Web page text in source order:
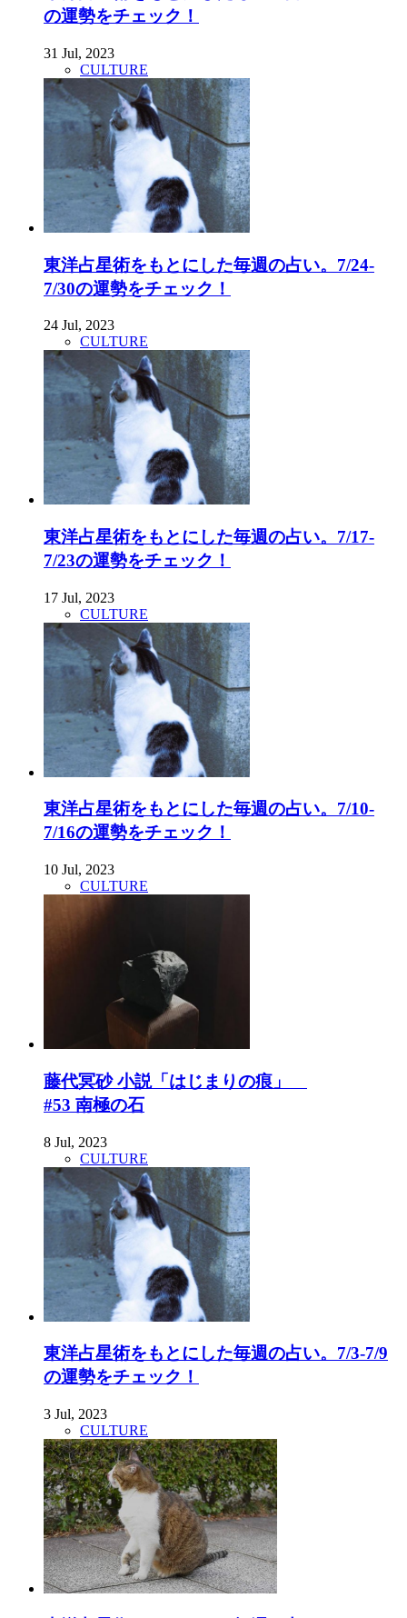
の運勢をチェック！
31 Jul, 2023
CULTURE
東洋占星術をもとにした毎週の占い。7/24-
7/30の運勢をチェック！
24 Jul, 2023
CULTURE
東洋占星術をもとにした毎週の占い。7/17-
7/23の運勢をチェック！
17 Jul, 2023
CULTURE
東洋占星術をもとにした毎週の占い。7/10-
7/16の運勢をチェック！
10 Jul, 2023
CULTURE
藤代冥砂 小説「はじまりの痕」
#53 南極の石
8 Jul, 2023
CULTURE
東洋占星術をもとにした毎週の占い。7/3-7/9
の運勢をチェック！
3 Jul, 2023
CULTURE